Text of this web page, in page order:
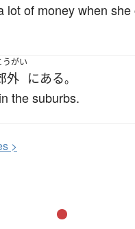
lot of money when she
うがい
外 にある。
the suburbs.
>